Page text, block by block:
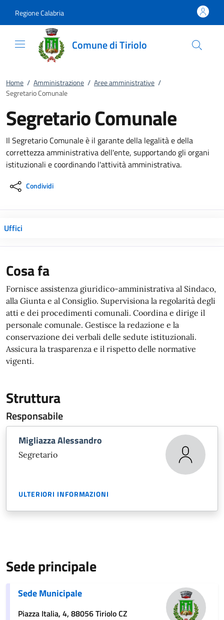
Regione Calabria
Comune di Tiriolo
Home / Amministrazione / Aree amministrative /
Segretario Comunale
Segretario Comunale
Il Segretario Comunale è il garante della legalità e della
correttezza amministrativa dell'ente, supportando gli organi
istituzionali e coordinando l'attività amministrativa.
Condividi
Uffici
Cosa fa
Fornisce assistenza giuridico-amministrativa al Sindaco,
alla Giunta e al Consiglio. Supervisiona la regolarità degli
atti e dei procedimenti comunali. Coordina e dirige il
personale comunale. Gestisce la redazione e la
conservazione dei verbali delle sedute istituzionali.
Assicura la trasparenza e il rispetto delle normative
vigenti.
Struttura
Responsabile
Migliazza Alessandro
Segretario
ULTERIORI INFORMAZIONI
Sede principale
Sede Municipale
Piazza Italia, 4, 88056 Tiriolo CZ